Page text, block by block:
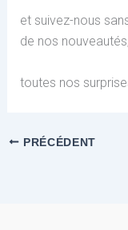
et suivez-nous
de nos nouveautés,
toutes nos
PRÉCÉDENT